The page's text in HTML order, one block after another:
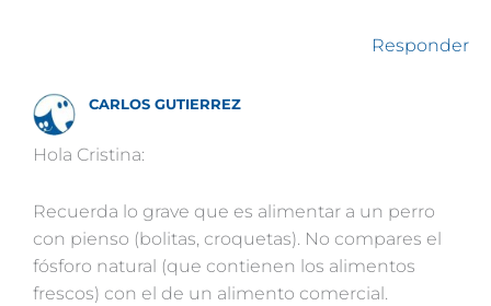
Responder
CARLOS GUTIERREZ
Hola Cristina:
Recuerda lo grave que es alimentar a un perro
con pienso (bolitas, croquetas). No compares el
fósforo natural (que contienen los alimentos
frescos) con el de un alimento comercial.